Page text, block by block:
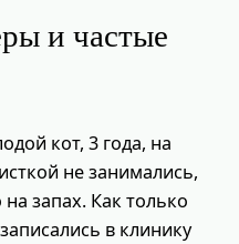
и частые
кот, 3 года, на
не занимались,
запах. Как только
в клинику